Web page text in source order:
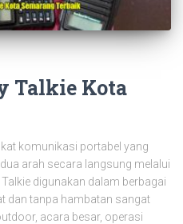
Talkie Kota
komunikasi portabel yang
arah secara langsung melalui
digunakan dalam berbagai
dan tanpa hambatan sangat
acara besar, operasi